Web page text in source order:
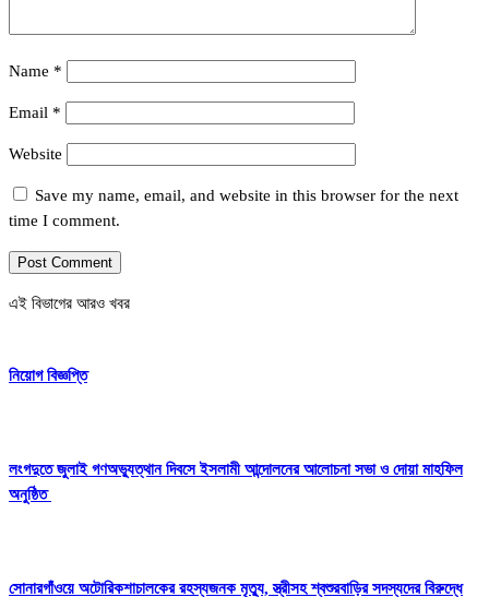
Name *
Email *
Website
Save my name, email, and website in this browser for the next
time I comment.
এই বিভাগের আরও খবর
নিয়োগ বিজ্ঞপ্তি
লংগদুতে জুলাই গণঅভ্যুত্থান দিবসে ইসলামী আন্দোলনের আলোচনা সভা ও দোয়া মাহফিল
অনুষ্ঠিত
সোনারগাঁওয়ে অটোরিকশাচালকের রহস্যজনক মৃত্যু, স্ত্রীসহ শ্বশুরবাড়ির সদস্যদের বিরুদ্ধে